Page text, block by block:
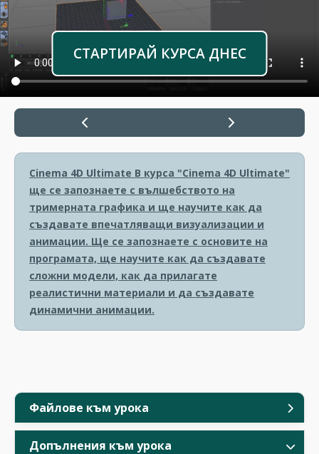
Файлове към урока
Допълнения към урока
СТАРТИРАЙ КУРСА ДНЕС
Cinema 4D Ultimate В курса "Cinema 4D Ultimate"
ще се запознаете с вълшебството на
тримерната графика и ще научите как да
създавате впечатляващи визуализации и
анимации. Ще се запознаете с основите на
програмата, ще научите как да създавате
сложни модели, как да прилагате
реалистични материали и да създавате
динамични анимации.